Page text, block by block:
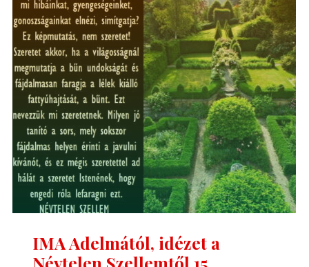
Névtelen
Szellemtől
16."
IMA Adelmától, idézet a